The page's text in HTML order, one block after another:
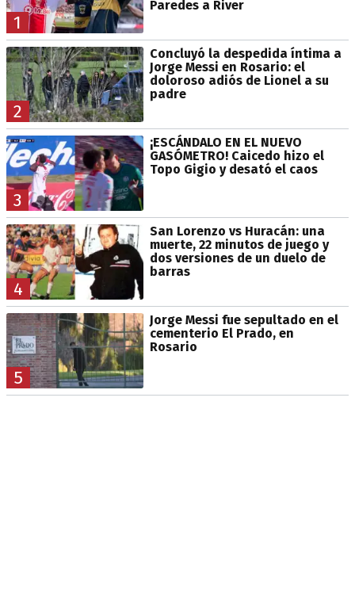
1
Paredes a River
2
Concluyó la despedida íntima a
Jorge Messi en Rosario: el
doloroso adiós de Lionel a su
padre
3
¡ESCÁNDALO EN EL NUEVO
GASÓMETRO! Caicedo hizo el
Topo Gigio y desató el caos
4
San Lorenzo vs Huracán: una
muerte, 22 minutos de juego y
dos versiones de un duelo de
barras
5
Jorge Messi fue sepultado en el
cementerio El Prado, en
Rosario